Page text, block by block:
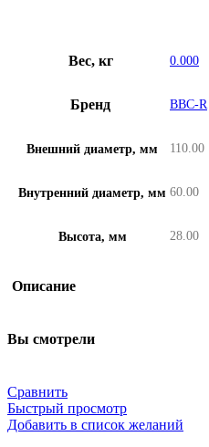
Вес, кг 0.000
Бренд BBC-R
Внешний диаметр, мм 110.00
Внутренний диаметр, мм 60.00
Высота, мм 28.00
Описание
Вы смотрели
Сравнить
Быстрый просмотр
Добавить в список желаний